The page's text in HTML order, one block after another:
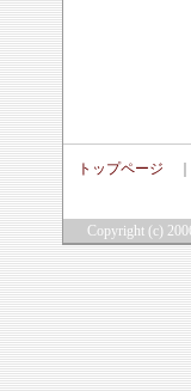
トップページ
Copyright (c)